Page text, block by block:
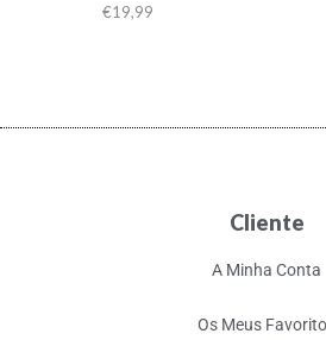
€19,99
Cliente
A Minha Conta
Os Meus